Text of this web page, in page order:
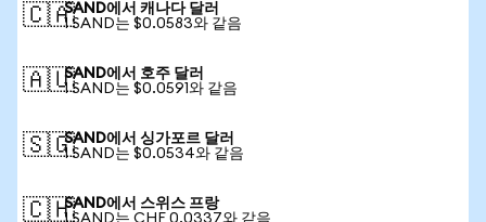
🇨🇦SAND에서 캐나다 달러
1 SAND는 $0.0583와 같음
🇦🇺SAND에서 호주 달러
1 SAND는 $0.0591와 같음
🇸🇬SAND에서 싱가포르 달러
1 SAND는 $0.0534와 같음
🇨🇭SAND에서 스위스 프랑
1 SAND는 CHF 0.0337와 같음